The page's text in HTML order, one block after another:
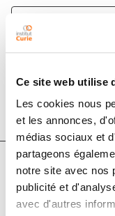
Ce site web utilise
Les cookies nous
et les annonces,
médias sociaux et
partageons
notre site avec nos
publicité et
avec d'autres
12 févr. 2015
Oncogene
DOI :10.1038/
Auteurs